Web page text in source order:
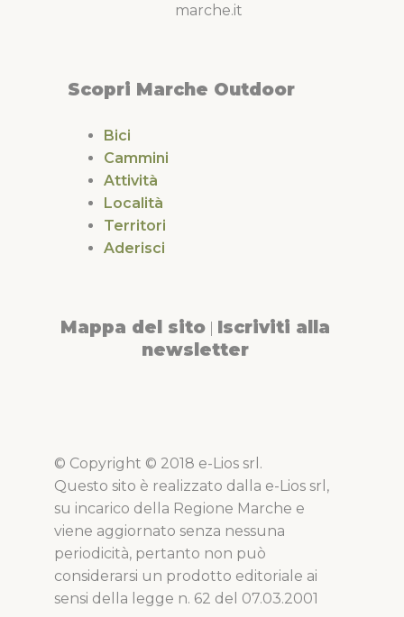
marche.it
Scopri Marche Outdoor
Bici
Cammini
Attività
Località
Territori
Aderisci
Mappa del sito Iscriviti alla
newsletter
© Copyright © 2018 e-Lios srl.
Questo sito è realizzato dalla e-Lios srl,
su incarico della Regione Marche e
viene aggiornato senza nessuna
periodicità, pertanto non può
considerarsi un prodotto editoriale ai
sensi della legge n. 62 del 07.03.2001